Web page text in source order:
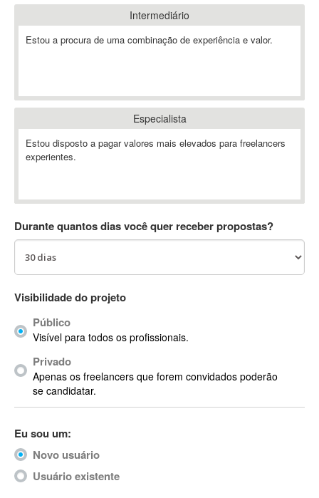
ABAP
Abaqus
ABBYY FineReader
Ableton
Ableton Push
Abstract
AC3
ACID Pro
ACPI
Acrobat
Acrobat X
Acronis
ACT
Actimize
ActionScript
ActionScript 3
Intermediário
Estou a procura de uma combinação de experiência e valor.
Especialista
Estou disposto a pagar valores mais elevados para freelancers
experientes.
Durante quantos dias você quer receber propostas?
Visibilidade do projeto
Público
Visível para todos os profissionais.
Privado
Apenas os freelancers que forem convidados poderão
se candidatar.
Eu sou um:
Novo usuário
Usuário existente